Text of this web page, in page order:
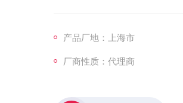
威斯特（上海）传感器仪表有
产品厂地：上海市
厂商性质：代理商